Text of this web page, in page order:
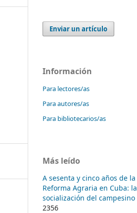
Enviar un artículo
Información
Para lectores/as
Para autores/as
Para bibliotecarios/as
Más leído
A sesenta y cinco años de la
Reforma Agraria en Cuba: la
socialización del campesino
2356